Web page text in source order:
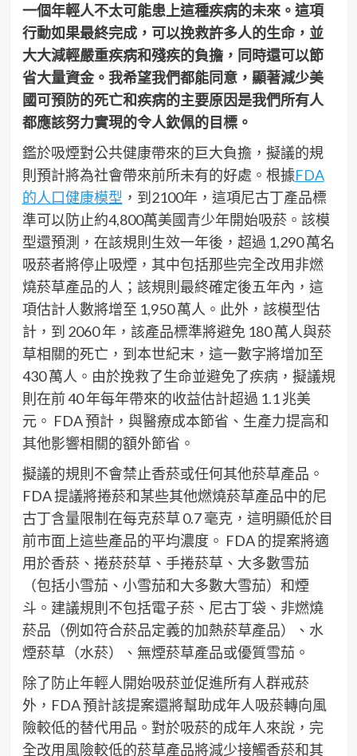
一個年輕人不太可能患上這種疾病的未來。這項
行動如果最終完成，可以挽救許多人的生命，並
大大減輕嚴重疾病和殘疾的負擔，同時還可以節
省大量資金。我希望我們都能同意，顯著減少美
國可預防的死亡和疾病的主要原因是我們所有人
都應該努力實現的令人欽佩的目標。
鑑於吸煙對公共健康帶來的巨大負擔，擬議的規
則預計將為社會帶來前所未有的好處。根據FDA
的人口健康模型 ，到2100年，這項尼古丁產品標
準可以防止約4,800萬美國青少年開始吸菸。該模
型還預測，在該規則生效一年後，超過 1,290 萬名
吸菸者將停止吸煙，其中包括那些完全改用非燃
燒菸草產品的人；該規則最終確定後五年內，這
項估計人數將增至 1,950 萬人。此外，該模型估
計，到 2060 年，該產品標準將避免 180 萬人與菸
草相關的死亡，到本世紀末，這一數字將增加至
430 萬人。由於挽救了生命並避免了疾病，擬議規
則在前 40 年每年帶來的收益估計超過 1.1 兆美
元。 FDA 預計，與醫療成本節省、生產力提高和
其他影響相關的額外節省。
擬議的規則不會禁止香菸或任何其他菸草產品。
FDA 提議將捲菸和某些其他燃燒菸草產品中的尼
古丁含量限制在每克菸草 0.7 毫克，這明顯低於目
前市面上這些產品的平均濃度。 FDA 的提案將適
用於香菸、捲菸菸草、手捲菸草、大多數雪茄
（包括小雪茄、小雪茄和大多數大雪茄）和煙
斗。建議規則不包括電子菸、尼古丁袋、非燃燒
菸品（例如符合菸品定義的加熱菸草產品）、水
煙菸草（水菸）、無煙菸草產品或優質雪茄。
除了防止年輕人開始吸菸並促進所有人群戒菸
外，FDA 預計該提案還將幫助成年人吸菸轉向風
險較低的替代用品。對於吸菸的成年人來說，完
全改用風險較低的菸草產品將減少接觸香菸和其